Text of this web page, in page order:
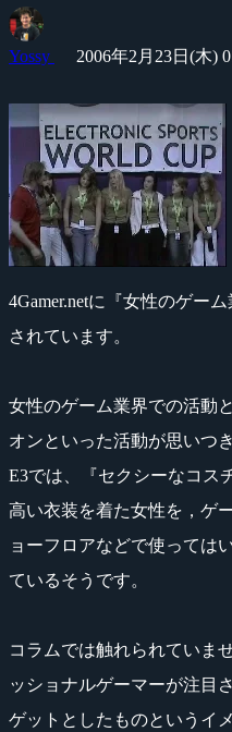
Yossy 2006年2月23日(木)
4Gamer.netに『女性のゲー
されています。
女性のゲーム業界での活動
オンといった活動が思いつ
E3では、『セクシーなコス
高い衣装を着た女性を，ゲ
ョーフロアなどで使っては
ているそうです。
コラムでは触れられていま
ッショナルゲーマーが注目
ゲットとしたものというイ